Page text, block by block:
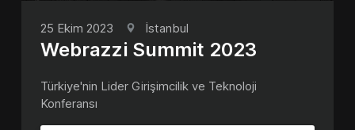
25 Ekim 2023 İstanbul
Webrazzi Summit 2023
Türkiye'nin Lider Girişimcilik ve Teknoloji
Konferansı